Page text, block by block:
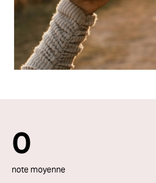
0
note moyenne